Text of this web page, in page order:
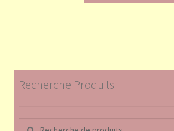
Recherche Produits
Recherche
Recherche